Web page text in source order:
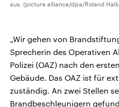
aus. (picture alliance/dpa/Roland
„Wir gehen von
Sprecherin des Operativen
Polizei (OAZ) nach den
Gebäude. Das OAZ ist für
zuständig. An zwei Stellen
Brandbeschleunigern